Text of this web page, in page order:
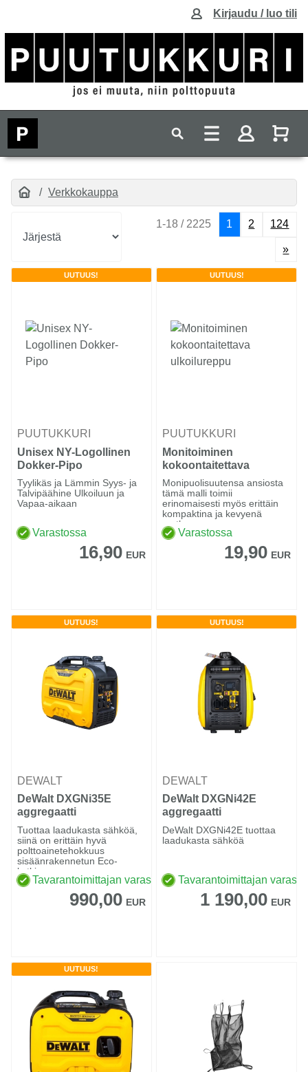
Kirjaudu / luo tili
Verkkokauppa
1-18 / 2225 1 2 124
»
UUTUUS!
PUUTUKKURI
Unisex NY-Logollinen
Dokker-Pipo
Tyylikäs ja Lämmin Syys- ja
Talvipäähine Ulkoiluun ja
Vapaa-aikaan
Varastossa
16,90 EUR
UUTUUS!
PUUTUKKURI
Monitoiminen
kokoontaitettava
ulkoilureppu
Monipuolisuutensa ansiosta
tämä malli toimii
erinomaisesti myös erittäin
kompaktina ja kevyenä
matk...
Varastossa
19,90 EUR
UUTUUS!
DEWALT
DeWalt DXGNi35E
aggregaatti
Tuottaa laadukasta sähköä,
siinä on erittäin hyvä
polttoainetehokkuus
sisäänrakennetun Eco-
kytkimen...
Tavarantoimittajan varastossa
990,00 EUR
UUTUUS!
DEWALT
DeWalt DXGNi42E
aggregaatti
DeWalt DXGNi42E tuottaa
laadukasta sähköä
Tavarantoimittajan
1 190,00 EUR
UUTUUS!